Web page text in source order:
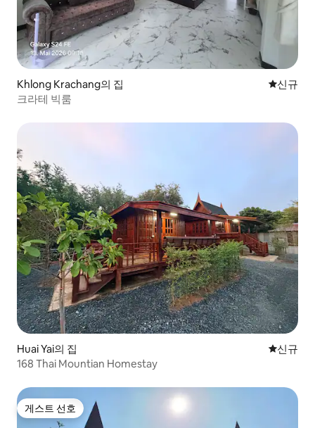
Khlong Krachang의 집 신규 숙소
신규
크라테 빅룸
Huai Yai의 집 신규 숙소
신규
168 Thai Mountian Homestay
게스트 선호
게스트 선호